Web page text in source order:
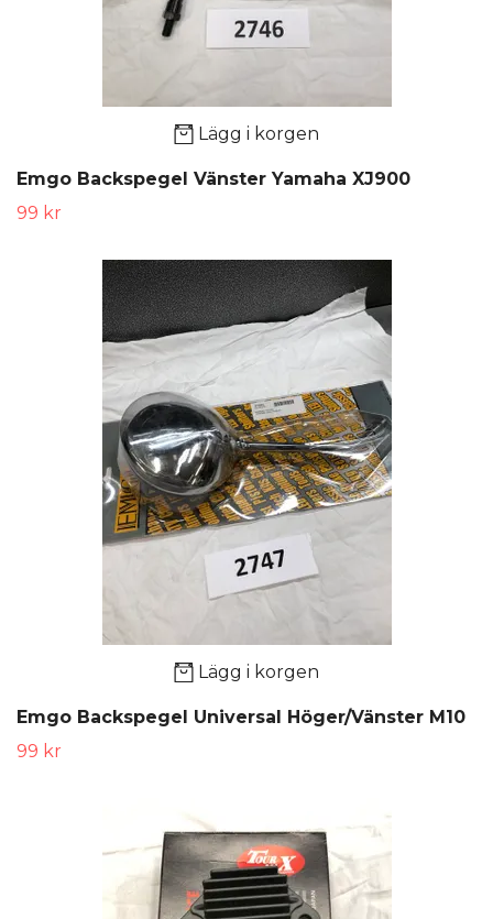
Lägg i korgen
Emgo Backspegel Vänster Yamaha XJ900
99 kr
Lägg i korgen
Emgo Backspegel Universal Höger/Vänster M10
99 kr